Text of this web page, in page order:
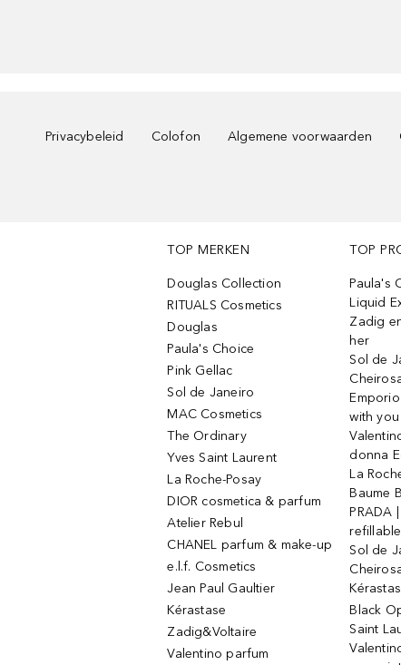
Privacybeleid Colofon Algemene voorwaarden
TOP MERKEN
Douglas Collection
RITUALS Cosmetics
Douglas
Paula's Choice
Pink Gellac
Sol de Janeiro
MAC Cosmetics
The Ordinary
Yves Saint Laurent
La Roche-Posay
DIOR cosmetica & parfum
Atelier Rebul
CHANEL parfum & make-up
e.l.f. Cosmetics
Jean Paul Gaultier
Kérastase
Zadig&Voltaire
Valentino parfum
TOP
Paula's
Liquid
Zadig
her
Sol de
with
donna
La
Baume
PRADA
refillable
Sol de
Black
Saint